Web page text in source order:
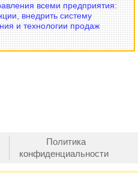
всеми предприятия:
внедрить систему
и технологии продаж
Политика
конфиденциальности